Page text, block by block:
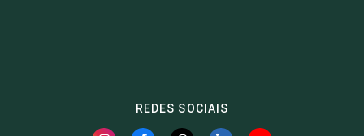
REDES SOCIAIS